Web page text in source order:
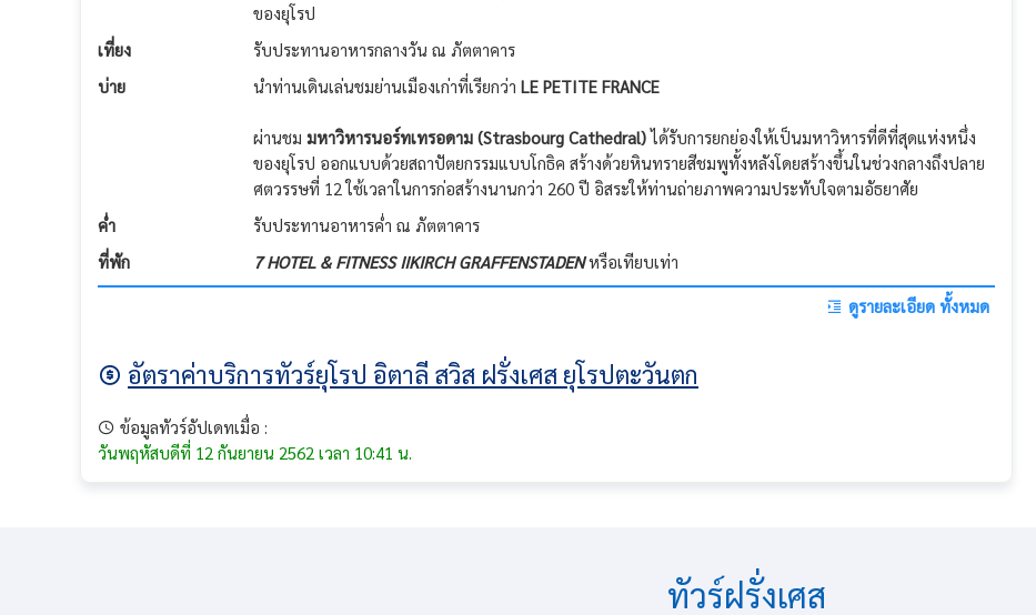
ของยุโรป
เที่ยง
รับประทานอาหารกลางวัน ณ ภัตตาคาร
บ่าย
นำท่านเดินเล่นชมย่านเมืองเก่าที่เรียกว่า LE PETITE FRANCE
ผ่านชม มหาวิหารนอร์ทเทรอดาม (Strasbourg Cathedral)ได้รับการยกย่องให้เป็นมหาวิหารที่ดีที่สุดแห่งหนึ่ง
ของยุโรป ออกแบบด้วยสถาปัตยกรรมแบบโกธิค สร้างด้วยหินทรายสีชมพูทั้งหลังโดยสร้างขึ้นในช่วงกลางถึงปลาย
ศตวรรษที่ 12 ใช้เวลาในการก่อสร้างนานกว่า 260 ปี อิสระให้ท่านถ่ายภาพความประทับใจตามอัธยาศัย
ค่ำ
รับประทานอาหารค่ำ ณ ภัตตาคาร
ที่พัก
7 HOTEL & FITNESS IIKIRCH GRAFFENSTADENหรือเทียบเท่า
ดูรายละเอียด ทั้งหมด
อัตราค่าบริการทัวร์ยุโรป อิตาลี สวิส ฝรั่งเศส ยุโรปตะวันตก
ข้อมูลทัวร์อัปเดทเมื่อ :
วันพฤหัสบดีที่ 12 กันยายน 2562 เวลา 10:41 น.
ทัวร์ฝรั่งเศส